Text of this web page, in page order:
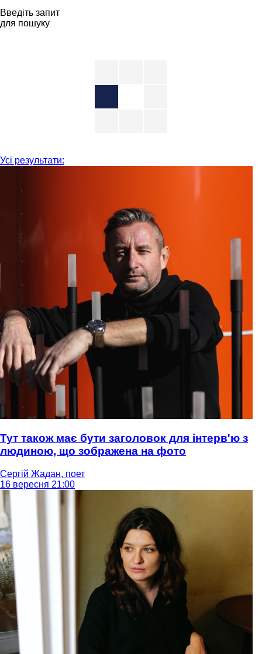
Введіть запит
для пошуку
Усі результати:
Тут також має бути заголовок для інтерв'ю з
людиною, що зображена на фото
Сергій Жадан, поет
16 вересня 21:00